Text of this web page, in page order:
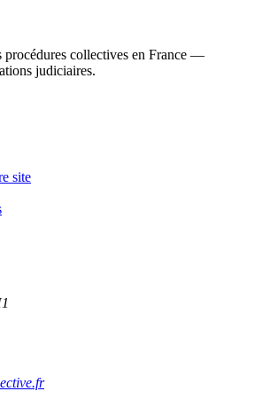
procédures collectives en France —
judiciaires.
site